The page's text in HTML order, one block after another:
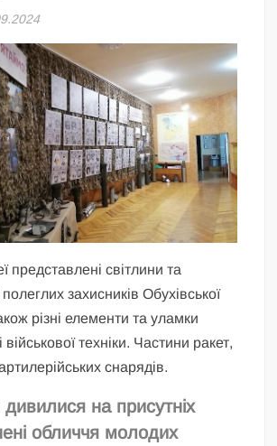
представлені світлини та
полеглих захисників Обухівської
різні елементи та уламки
військової техніки. Частини ракет,
снарядів.
дивилися на присутніх
обличчя молодих